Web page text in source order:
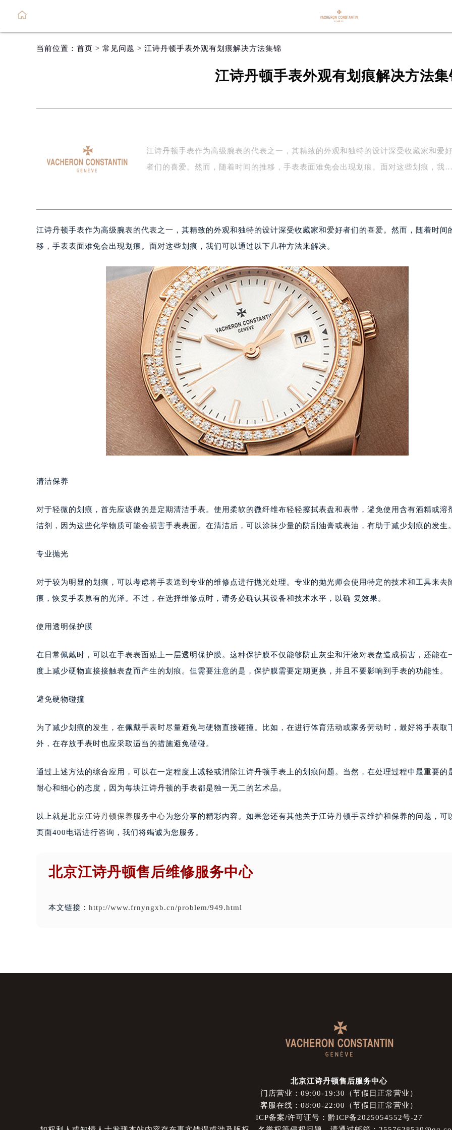
当前位置： 首页 > 常见问题 > 江诗丹顿手表外观有划痕解决方法集锦
江诗丹顿手表外观有划痕解决方法集
江诗丹顿手表作为高级腕表的代表之一，其精致的外观和独特的设计深受收藏家和爱好
者们的喜爱。然而，随着时间的推移，手表表面难免会出现划痕。面对这些划痕，我…
江诗丹顿手表作为高级腕表的代表之一，其精致的外观和独特的设计深受收藏家和爱好者们的喜爱。然而，随着时间
移，手表表面难免会出现划痕。面对这些划痕，我们可以通过以下几种方法来解决。
清洁保养
对于轻微的划痕，首先应该做的是定期清洁手表。使用柔软的微纤维布轻轻擦拭表盘和表带，避免使用含有酒精或溶
洁剂，因为这些化学物质可能会损害手表表面。在清洁后，可以涂抹少量的防刮油膏或表油，有助于减少划痕的发生。
专业抛光
对于较为明显的划痕，可以考虑将手表送到专业的维修点进行抛光处理。专业的抛光师会使用特定的技术和工具来去
痕，恢复手表原有的光泽。不过，在选择维修点时，请务必确认其设备和技术水平，以确 复效果。
使用透明保护膜
在日常佩戴时，可以在手表表面贴上一层透明保护膜。这种保护膜不仅能够防止灰尘和汗液对表盘造成损害，还能在
度上减少硬物直接接触表盘而产生的划痕。但需要注意的是，保护膜需要定期更换，并且不要影响到手表的功能性。
避免硬物碰撞
为了减少划痕的发生，在佩戴手表时尽量避免与硬物直接碰撞。比如，在进行体育活动或家务劳动时，最好将手表取
外，在存放手表时也应采取适当的措施避免磕碰。
通过上述方法的综合应用，可以在一定程度上减轻或消除江诗丹顿手表上的划痕问题。当然，在处理过程中最重要的
耐心和细心的态度，因为每块江诗丹顿的手表都是独一无二的艺术品。
以上就是北京江诗丹顿保养服务中心为您分享的精彩内容。如果您还有其他关于江诗丹顿手表维护和保养的问题，可
页面400电话进行咨询，我们将竭诚为您服务。
北京江诗丹顿售后维修服务中心
本文链接： http://www.frnyngxb.cn/problem/949.html
北京江诗丹顿售后服务中心
门店营业：09:00-19:30（节假日正常营业）
客服在线：08:00-22:00（节假日正常营业）
ICP备案/许可证号：黔ICP备2025054552号-27